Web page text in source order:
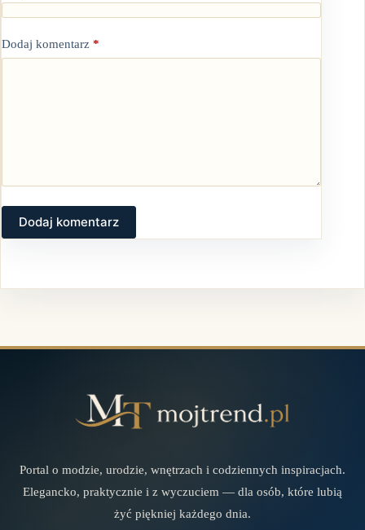
Dodaj komentarz *
Dodaj komentarz
Portal o modzie, urodzie, wnętrzach i codziennych inspiracjach.
Elegancko, praktycznie i z wyczuciem — dla osób, które lubią
żyć piękniej każdego dnia.